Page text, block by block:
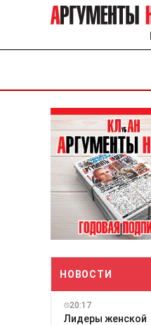
НОВОСТИ
20:17
Лидеры женской